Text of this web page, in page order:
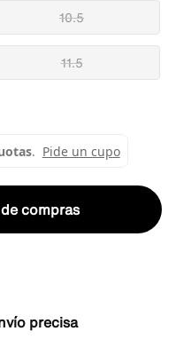
10.5
11.5
compras
precisa